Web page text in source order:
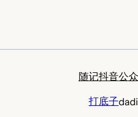
随记抖音公
打底子